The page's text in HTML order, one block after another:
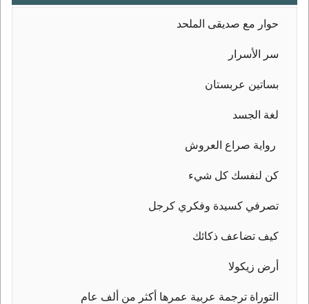
حوار مع صديقى الملحد
سر الأسرار
بساتين عربستان
لغة الجسد
رواية صراع العروش
كن لنفسك كل شيء
تصرفي كسيدة وفكري كرجل
كيف تضاعف ذكائك
أرض زيكولا
التوراة ترجمة عربية عمرها أكثر من ألف عام